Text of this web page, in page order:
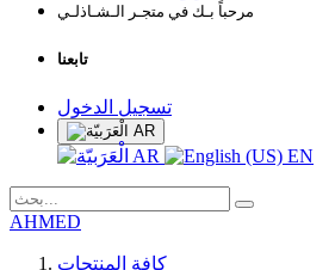
مرحباً بـك في متجـر الـشـاذلـي
تابعنا
تسجيل الدخول
AR
AR EN
AHMED
كافة المنتجات